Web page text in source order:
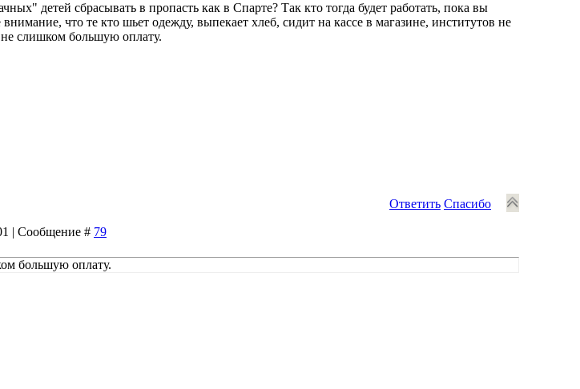
детей сбрасывать в пропасть как в Спарте? Так кто тогда будет работать, пока вы
что те кто шьет одежду, выпекает хлеб, сидит на кассе в магазине, институтов не
слишком большую оплату.
Ответить Спасибо
| Сообщение # 79
большую оплату.